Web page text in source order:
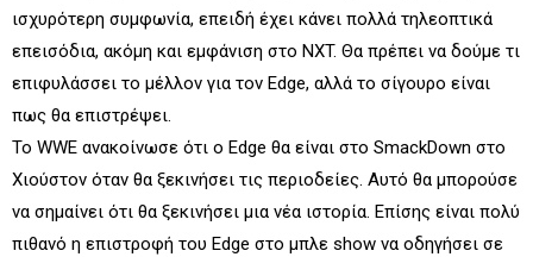
ισχυρότερη συμφωνία, επειδή έχει κάνει πολλά τηλεοπτικά
επεισόδια, ακόμη και εμφάνιση στο NXT. Θα πρέπει να δούμε τι
επιφυλάσσει το μέλλον για τον Edge, αλλά το σίγουρο είναι
πως θα επιστρέψει.
Το WWE ανακοίνωσε ότι ο Edge θα είναι στο SmackDown στο
Χιούστον όταν θα ξεκινήσει τις περιοδείες. Αυτό θα μπορούσε
να σημαίνει ότι θα ξεκινήσει μια νέα ιστορία. Επίσης είναι πολύ
πιθανό η επιστροφή του Edge στο μπλε show να οδηγήσει σε